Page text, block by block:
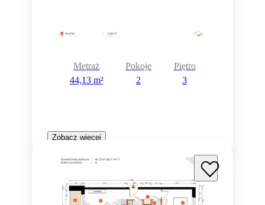
Metraż
44,13 m²
Pokoje
2
Piętro
3
Zobacz więcej